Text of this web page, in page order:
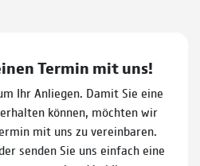
Termin mit uns!
Ihr Anliegen. Damit Sie eine
können, möchten wir
mit uns zu vereinbaren.
senden Sie uns einfach eine